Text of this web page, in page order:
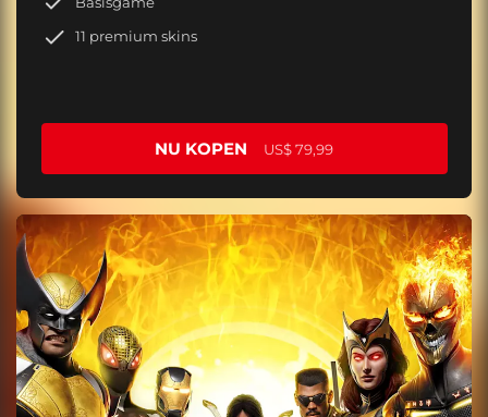
11 premium skins
NU KOPEN US$ 79,99